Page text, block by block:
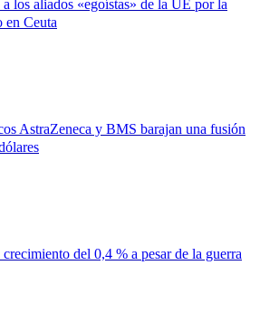
a los aliados «egoístas» de la UE por la
en Ceuta
AstraZeneca y BMS barajan una fusión
del 0,4 % a pesar de la guerra